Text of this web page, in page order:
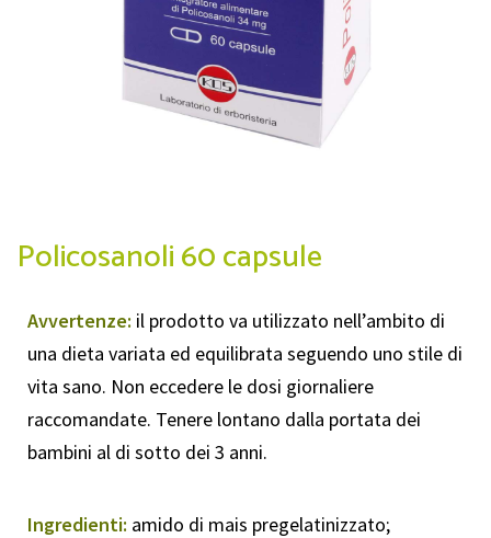
Policosanoli 60 capsule
Avvertenze: il prodotto va utilizzato nell’ambito di
una dieta variata ed equilibrata seguendo uno stile di
vita sano. Non eccedere le dosi giornaliere
raccomandate. Tenere lontano dalla portata dei
bambini al di sotto dei 3 anni.
Ingredienti: amido di mais pregelatinizzato;